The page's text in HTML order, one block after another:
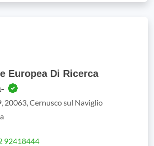
Europea Di Ricerca
20063, Cernusco sul Naviglio
92418444